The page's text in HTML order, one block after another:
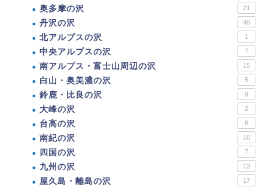
奥多摩の沢 21
丹沢の沢 48
北アルプスの沢 1
中央アルプスの沢 7
南アルプス・富士山周辺の沢 15
白山・奥美濃の沢 5
鈴鹿・比良の沢 9
大峰の沢 2
台高の沢 6
南紀の沢 10
四国の沢 7
九州の沢 13
屋久島・離島の沢 17